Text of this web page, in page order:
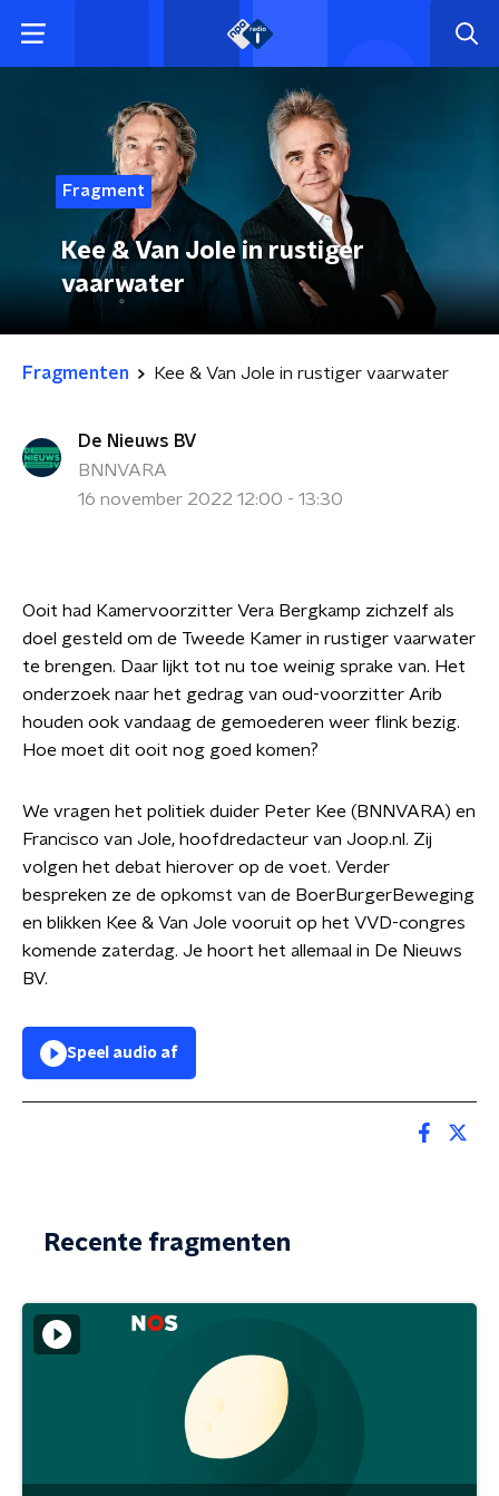
Fragment
Kee & Van Jole in rustiger
vaarwater
Fragmenten Kee & Van Jole in rustiger vaarwater
De Nieuws BV
BNNVARA
16 november 2022 12:00 - 13:30
Ooit had Kamervoorzitter Vera Bergkamp zichzelf als
doel gesteld om de Tweede Kamer in rustiger vaarwater
te brengen. Daar lijkt tot nu toe weinig sprake van. Het
onderzoek naar het gedrag van oud-voorzitter Arib
houden ook vandaag de gemoederen weer flink bezig.
Hoe moet dit ooit nog goed komen?
We vragen het politiek duider Peter Kee (BNNVARA) en
Francisco van Jole, hoofdredacteur van Joop.nl. Zij
volgen het debat hierover op de voet. Verder
bespreken ze de opkomst van de BoerBurgerBeweging
en blikken Kee & Van Jole vooruit op het VVD-congres
komende zaterdag. Je hoort het allemaal in De Nieuws
BV.
Speel audio af
Recente fragmenten